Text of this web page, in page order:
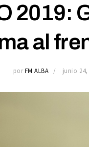
2019:
al
por FM ALBA junio 24,